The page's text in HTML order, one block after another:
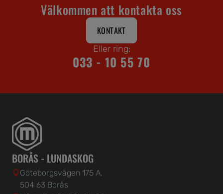
Välkommen att kontakta oss
KONTAKT
Eller ring:
033 - 10 55 70
BORÅS - LUNDASKOG
Göteborgsvägen 175 A,
504 63 Borås